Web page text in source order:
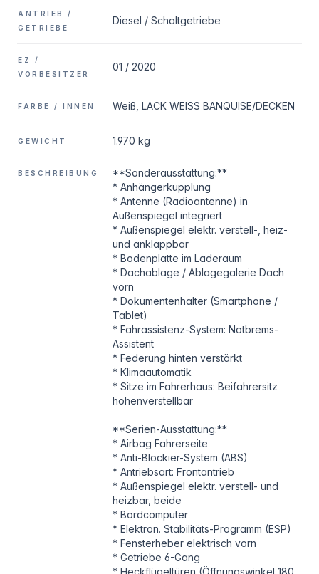
ANTRIEB /
GETRIEBE
Diesel / Schaltgetriebe
EZ /
VORBESITZER
01 / 2020
FARBE / INNEN Weiß, LACK WEISS BANQUISE/DECKEN
GEWICHT 1.970 kg
BESCHREIBUNG
**Sonderausstattung:**
* Anhängerkupplung
* Antenne (Radioantenne) in
Außenspiegel integriert
* Außenspiegel elektr. verstell-, heiz-
und anklappbar
* Bodenplatte im Laderaum
* Dachablage / Ablagegalerie Dach
vorn
* Dokumentenhalter (Smartphone /
Tablet)
* Fahrassistenz-System: Notbrems-
Assistent
* Federung hinten verstärkt
* Klimaautomatik
* Sitze im Fahrerhaus: Beifahrersitz
höhenverstellbar
**Serien-Ausstattung:**
* Airbag Fahrerseite
* Anti-Blockier-System (ABS)
* Antriebsart: Frontantrieb
* Außenspiegel elektr. verstell- und
heizbar, beide
* Bordcomputer
* Elektron. Stabilitäts-Programm (ESP)
* Fensterheber elektrisch vorn
* Getriebe 6-Gang